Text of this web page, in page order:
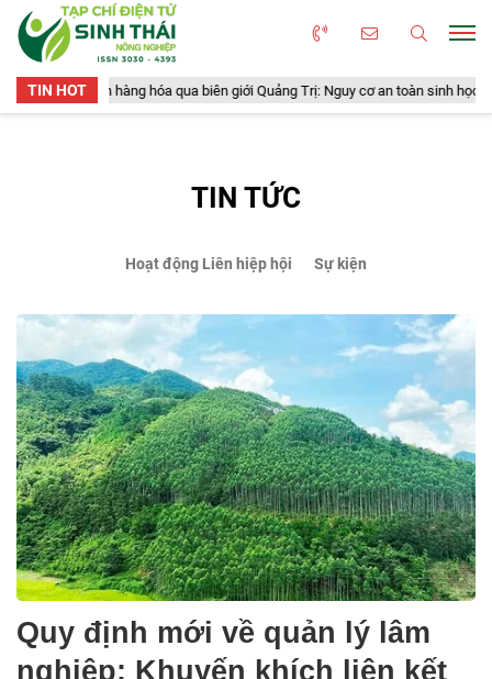
TIN HOT
tấn hàng hóa qua biên giới Quảng Trị: Nguy cơ an toàn sinh học, an toàn
TIN TỨC
Hoạt động Liên hiệp hội Sự kiện
Quy định mới về quản lý lâm
nghiệp: Khuyến khích liên kết